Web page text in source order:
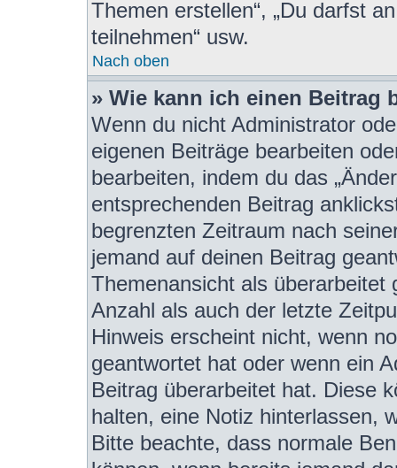
Themen erstellen“, „Du darfst
teilnehmen“ usw.
Nach oben
» Wie kann ich einen Beitrag
Wenn du nicht Administrator
eigenen Beiträge bearbeiten
bearbeiten, indem du das
entsprechenden Beitrag
begrenzten Zeitraum nach
jemand auf deinen Beitrag
Themenansicht als überarbeitet
Anzahl als auch der letzte
Hinweis erscheint nicht, wenn
geantwortet hat oder wenn ein
Beitrag überarbeitet hat. Diese
halten, eine Notiz hinterlassen,
Bitte beachte, dass normale